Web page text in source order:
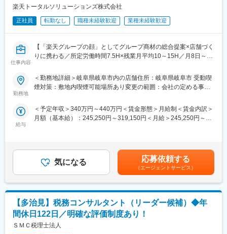
されることも多い仕事です。
■働く環境：
・設備投資にも注力しておりますが創業から黒字経営を継続して
おり安定した事業基盤を築いております。
・当社は在籍期間よりも能力を重視しており、能力定義書も導入
変更の範囲：会社の定める業務
・在庫管理、売り場づくり、POP作成
・KPI管理・数値振り返り
■教育体制：
れなど基礎から学べ、楽天グループ共通のeラーニングでビジネス
スキルの習得も可能。未経験でも安心してスタートできる環境で
■このポジションの魅力：
◇未経験でも成長しやすいシンプルなオペレーション
く、早期に独り立ちが可能です。
◇事業づくりに携われるやりがい
後発キャリアだからこそ柔軟で風通しがよく、改善提案や企画が
店舗運営に活かされやすい文化があります。
■キャリアパス：
スタッフ（R CREW）から店長を経てRSV（スーパーバイザー）
へステップアップが可能です。RSV経験後はマネジメントや本部
への異動の道もあり、長期的にキャリア形成ができます。まずは
楽天トータルソリューションズ株式会社
正社員 転勤なし 職種未経験歓迎 業種未経験歓迎
仕事内容
【「楽天グループの顔」としてグループ商材の総合提案×店舗づく
りに携わる／所定労働時間7.5H×残業月平均10～15H／月8日～休
楽天モバイルショップに来店されるお客様へ、スマートフォン・
料金プラン・楽天カード・楽天市場・楽天ポイントなど、楽天経
て、お客様の生活をより豊かにするトータルサポートを行うポジ
ションです。
・新規契約・機種変更の受付および提案
・料金プラン、楽天ポイント活用、楽天カード、各種サービスの
案内
・スマホの初期設定・データ移行サポート
・問い合わせ対応
◇店舗運営
・店舗での電話応対
・在庫管理、売り場づくり、POP作成
勤務地
＜勤務地詳細＞岐阜県岐阜市内の店舗住所：岐阜県岐阜市 受動喫
煙対策：敷地内喫煙可能場所あり変更の範囲：会社の定める事業
給与
＜予定年収＞340万円～440万円＜賃金形態＞月給制＜賃金内訳＞
月額（基本給）：245,250円～319,150円＜月給＞245,250円～
はあくまでも目安の金額であり、選考を通じて上下する可能性が
あります。月給(月額)は固定手当を含めた表記です。
気になる 応募依頼する
（エージェントサービス）
【多治見】税務コンサルタント（リーダー候補）◆年
間休日122日／明確な評価制度あり！
ＳＭＣ税理士法人